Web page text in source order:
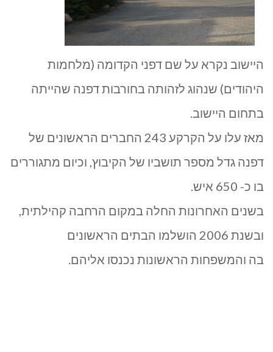
היישוב נקרא על שם דפני הקדומה (מלחמות
היהודים) שנהוג לזהותה בחורבות דפנה שהייתה
בתחום היישוב.
מאז עלו על הקרקע 243 החברים הראשונים של
דפנה גדל מספר תושביו של הקיבוץ, וכיום מתגוררים
בו כ- 650 איש.
בשנים האחרונות החלה במקום הרחבה קהילתית,
ובשנת 2006 הושלמו הבתים הראשונים
בה והמשפחות הראשונות נכנסו אליהם.